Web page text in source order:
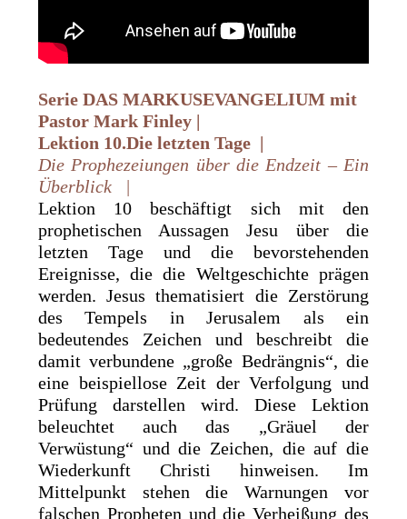
Serie DASMARKUSEVANGELIUM mit
Pastor Mark Finley |
Lektion 10.Die letzten Tage |
Die Prophezeiungen über die Endzeit – Ein
Überblick |
Lektion 10 beschäftigt sich mit den
prophetischen Aussagen Jesu über die
letzten Tage und die bevorstehenden
Ereignisse, die die Weltgeschichte prägen
werden. Jesus thematisiert die Zerstörung
des Tempels in Jerusalem als ein
bedeutendes Zeichen und beschreibt die
damit verbundene „große Bedrängnis“, die
eine beispiellose Zeit der Verfolgung und
Prüfung darstellen wird. Diese Lektion
beleuchtet auch das „Gräuel der
Verwüstung“ und die Zeichen, die auf die
Wiederkunft Christi hinweisen. Im
Mittelpunkt stehen die Warnungen vor
falschen Propheten und die Verheißung des